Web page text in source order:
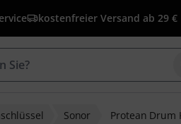
kostenfreier Versand ab 29 €
Sonor Protean Drum